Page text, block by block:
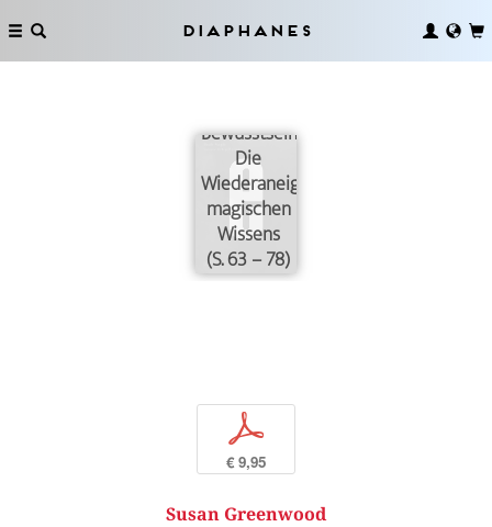
Diaphanes
Bewusstsein:
Die
Wiederaneignung
magischen
Wissens
(S. 63 – 78)
p
€ 9,95
Susan Greenwood